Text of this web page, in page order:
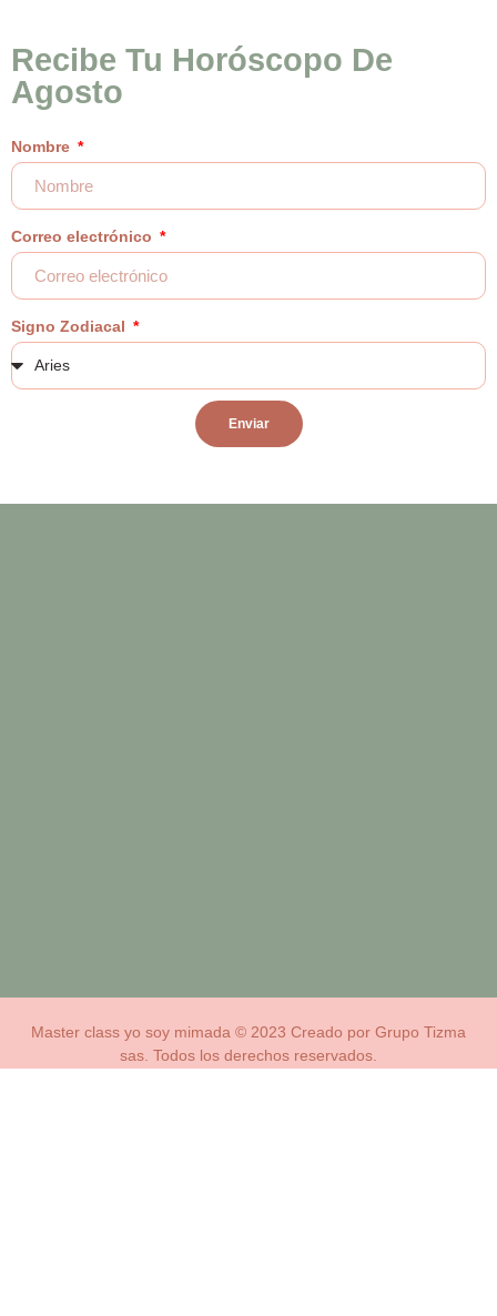
Recibe Tu Horóscopo De
Agosto
Nombre
Correo electrónico
Signo Zodiacal
Enviar
Master class yo soy mimada © 2023 Creado por Grupo Tizma
sas. Todos los derechos reservados.